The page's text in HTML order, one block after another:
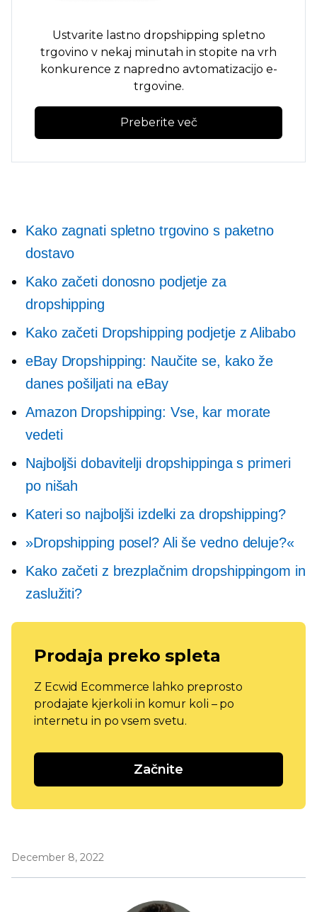
Ustvarite lastno dropshipping spletno
trgovino v nekaj minutah in stopite na vrh
konkurence z napredno avtomatizacijo e-
trgovine.
Preberite več
Kako zagnati spletno trgovino s paketno
dostavo
Kako začeti donosno podjetje za
dropshipping
Kako začeti Dropshipping podjetje z Alibabo
eBay Dropshipping: Naučite se, kako že
danes pošiljati na eBay
Amazon Dropshipping: Vse, kar morate
vedeti
Najboljši dobavitelji dropshippinga s primeri
po nišah
Kateri so najboljši izdelki za dropshipping?
»Dropshipping posel? Ali še vedno deluje?«
Kako začeti z brezplačnim dropshippingom in
zaslužiti?
Prodaja preko spleta
Z Ecwid Ecommerce lahko preprosto
prodajate kjerkoli in komur koli – po
internetu in po vsem svetu.
Začnite
December 8, 2022